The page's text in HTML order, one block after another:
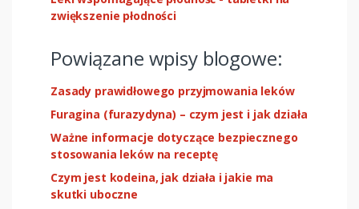
zwiększenie płodności
Powiązane wpisy blogowe:
Zasady prawidłowego przyjmowania leków
Furagina (furazydyna) – czym jest i jak działa
Ważne informacje dotyczące bezpiecznego
stosowania leków na receptę
Czym jest kodeina, jak działa i jakie ma
skutki uboczne